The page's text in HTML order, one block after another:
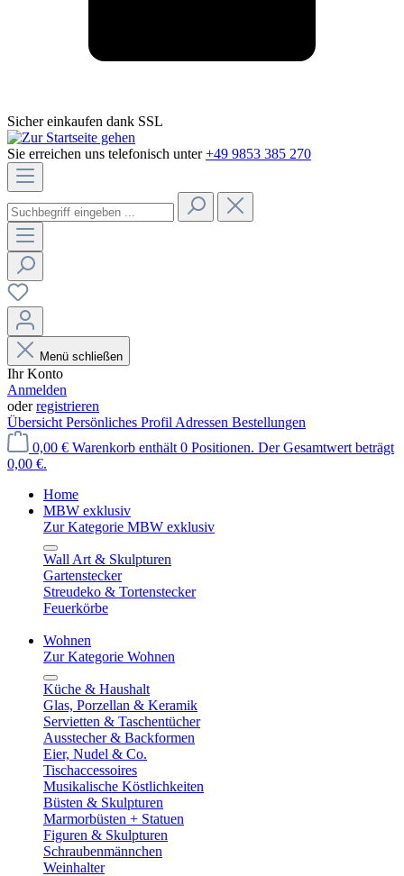
Sicher einkaufen dank SSL
Sie erreichen uns telefonisch unter +49 9853 385 270
Menü schließen
Ihr Konto
Anmelden
oderregistrieren
Übersicht Persönliches Profil Adressen Bestellungen
0,00 € Warenkorb enthält 0 Positionen. Der Gesamtwert beträgt
0,00 €.
Home
MBW exklusiv
Zur Kategorie MBW exklusiv
Wall Art & Skulpturen
Gartenstecker
Streudeko & Tortenstecker
Feuerkörbe
Wohnen
Zur Kategorie Wohnen
Küche & Haushalt
Glas, Porzellan & Keramik
Servietten & Taschentücher
Ausstecher & Backformen
Eier, Nudel & Co.
Tischaccessoires
Musikalische Köstlichkeiten
Büsten & Skulpturen
Marmorbüsten + Statuen
Figuren & Skulpturen
Schraubenmännchen
Weinhalter